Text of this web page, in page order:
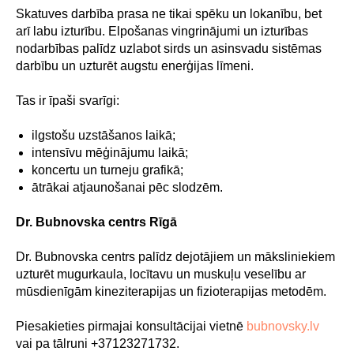
Skatuves darbība prasa ne tikai spēku un lokanību, bet
arī labu izturību. Elpošanas vingrinājumi un izturības
nodarbības palīdz uzlabot sirds un asinsvadu sistēmas
darbību un uzturēt augstu enerģijas līmeni.
Tas ir īpaši svarīgi:
ilgstošu uzstāšanos laikā;
intensīvu mēģinājumu laikā;
koncertu un turneju grafikā;
ātrākai atjaunošanai pēc slodzēm.
Dr. Bubnovska centrs Rīgā
Dr. Bubnovska centrs palīdz dejotājiem un māksliniekiem
uzturēt mugurkaula, locītavu un muskuļu veselību ar
mūsdienīgām kineziterapijas un fizioterapijas metodēm.
Piesakieties pirmajai konsultācijai vietnē bubnovsky.lv
vai pa tālruni +37123271732.